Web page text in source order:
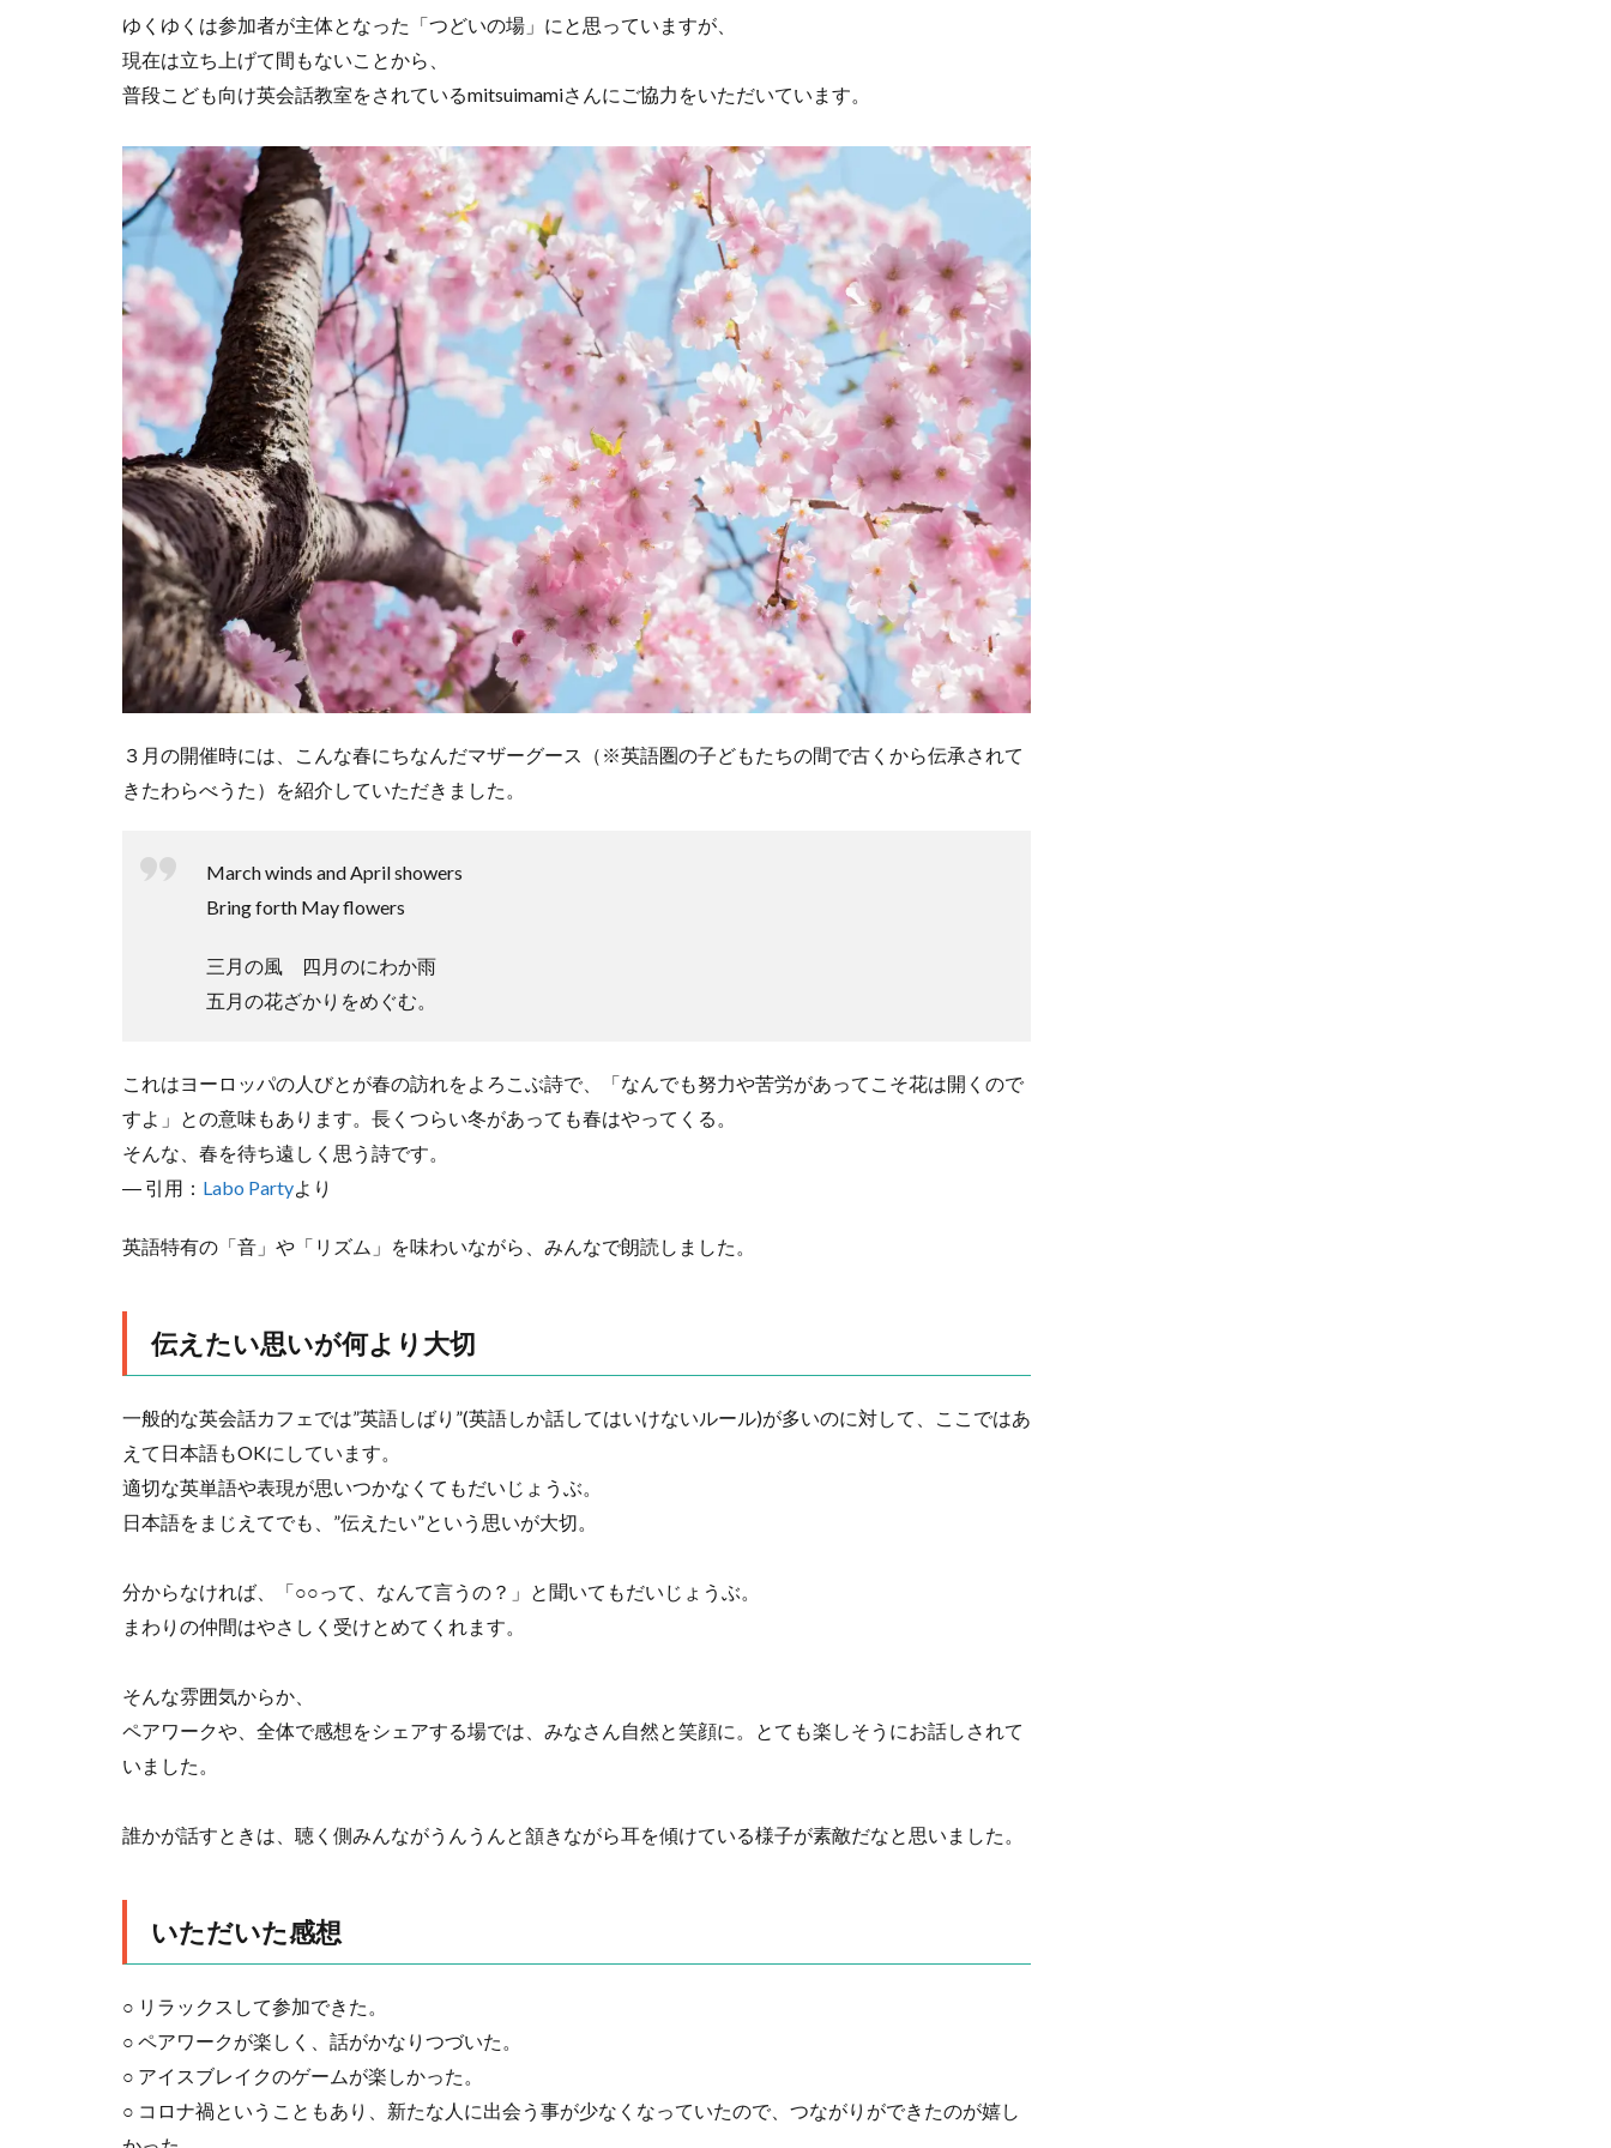
ゆくゆくは参加者が主体となった「つどいの場」にと思っていますが、
現在は立ち上げて間もないことから、
普段こども向け英会話教室をされているmitsuimamiさんにご協力をいただいています。
３月の開催時には、こんな春にちなんだマザーグース（※英語圏の子どもたちの間で古くから伝承されて
きたわらべうた）を紹介していただきました。
March winds and April showers
Bring forth May flowers
三月の風 四月のにわか雨
五月の花ざかりをめぐむ。
これはヨーロッパの人びとが春の訪れをよろこぶ詩で、「なんでも努力や苦労があってこそ花は開くので
すよ」との意味もあります。長くつらい冬があっても春はやってくる。
そんな、春を待ち遠しく思う詩です。
― 引用： Labo Partyより
英語特有の「音」や「リズム」を味わいながら、みんなで朗読しました。
伝えたい思いが何より大切
一般的な英会話カフェでは”英語しばり”(英語しか話してはいけないルール)が多いのに対して、ここではあ
えて日本語もOKにしています。
適切な英単語や表現が思いつかなくてもだいじょうぶ。
日本語をまじえてでも、”伝えたい”という思いが大切。
分からなければ、「○○って、なんて言うの？」と聞いてもだいじょうぶ。
まわりの仲間はやさしく受けとめてくれます。
そんな雰囲気からか、
ペアワークや、全体で感想をシェアする場では、みなさん自然と笑顔に。とても楽しそうにお話しされて
いました。
誰かが話すときは、聴く側みんながうんうんと頷きながら耳を傾けている様子が素敵だなと思いました。
いただいた感想
○ リラックスして参加できた。
○ ペアワークが楽しく、話がかなりつづいた。
○ アイスブレイクのゲームが楽しかった。
○ コロナ禍ということもあり、新たな人に出会う事が少なくなっていたので、つながりができたのが嬉し